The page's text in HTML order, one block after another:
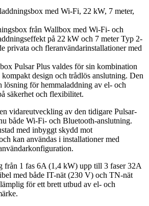
från Wallbox med Wi-Fi- och
på 22 kW och 7 meter Typ 2-
privata och fleranvändarinstallationer med
Pulsar Plus valdes för sin kombination
design och trådlös anslutning. Den
lösning för hemmaladdning av el- och
säkerhet och flexibilitet.
vidareutveckling av den tidigare Pulsar-
både Wi-Fi- och Bluetooth-anslutning.
med inbyggt skydd mot
kan användas i installationer med
från 1 fas 6A (1,4 kW) upp till 3 faser 32A
med både IT-nät (230 V) och TN-nät
för ett brett utbud av el- och